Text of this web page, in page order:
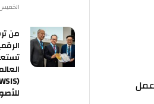
من ترسيخ
تستعرض في
العالمية
للأصول